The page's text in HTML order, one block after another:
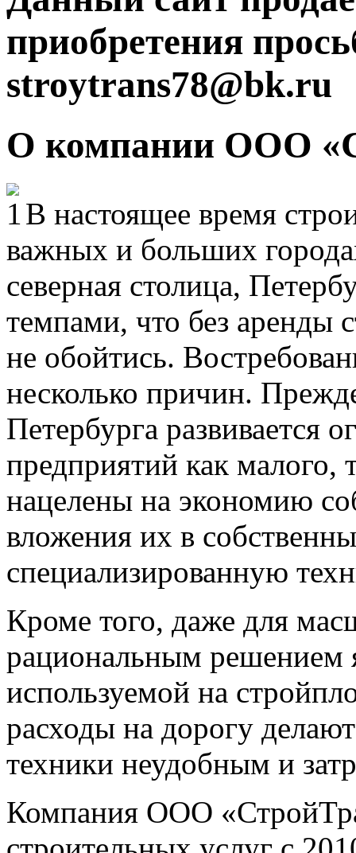
приобретения
stroytrans78@bk.ru
О компании ООО
В настоящее время
важных и больших
северная столица,
темпами, что без аренды
не обойтись.
несколько причин.
Петербурга развивается
предприятий как малого,
нацелены на экономию
вложения их в
специализированную
Кроме того, даже для
рациональным решением
используемой на
расходы на дорогу
техники неудобным и
Компания ООО